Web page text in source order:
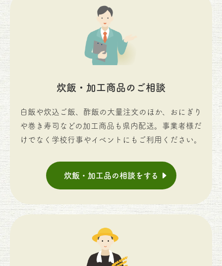
炊飯・加工商品のご相談
白飯や炊込ご飯、酢飯の大量注文のほか、おにぎり
や巻き寿司などの加工商品も県内配送。事業者様だ
けでなく学校行事やイベントにもご利用ください。
炊飯・加工品の相談をする